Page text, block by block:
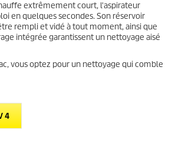
extrêmement court, l'aspirateur
en quelques secondes. Son réservoir
rempli et vidé à tout moment, ainsi que
intégrée garantissent un nettoyage aisé
vous optez pour un nettoyage qui comble
4